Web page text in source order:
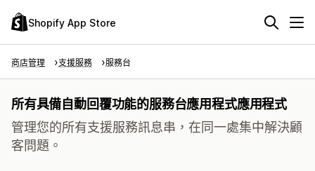
Shopify App Store
商店管理 支援服務 服務台
所有具備自動回覆功能的服務台應用程式應用程式
管理您的所有支援服務訊息串，在同一處集中解決顧
客問題。